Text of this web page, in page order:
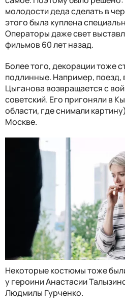
молодости деда сделать в
этого была куплена
Операторы даже свет
фильмов 60 лет назад.
Более того, декорации тоже
подлинные. Например, поезд,
Цыганова возвращается с
советский. Его пригоняли в
области, где снимали
Москве.
Некоторые костюмы тоже
у героини Анастасии
Людмилы Гурченко.